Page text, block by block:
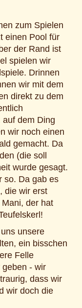
zum Spielen
einen Pool für
der Rand ist
spielen wir
Drinnen
wir mit dem
direkt zu dem
dem Ding
wir noch einen
gemacht. Da
(die soll
wurde gesagt.
so. Da gab es
die wir erst
der hat
unsere
ein bisschen
Felle
- wir
dass wir
wir doch die